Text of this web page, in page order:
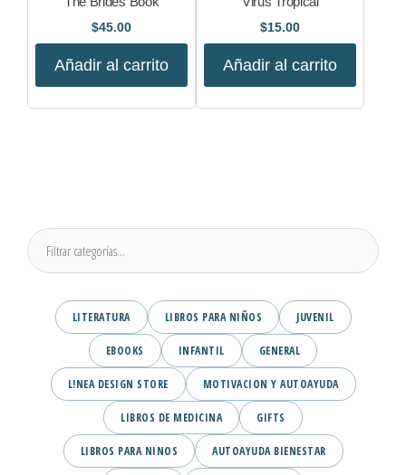
$45.00
Añadir al carrito
$15.00
Añadir al carrito
LITERATURA LIBROS PARA NIÑOS JUVENIL
EBOOKS INFANTIL GENERAL
L!NEA DESIGN STORE MOTIVACION Y AUTOAYUDA
LIBROS DE MEDICINA GIFTS
LIBROS PARA NINOS AUTOAYUDA BIENESTAR